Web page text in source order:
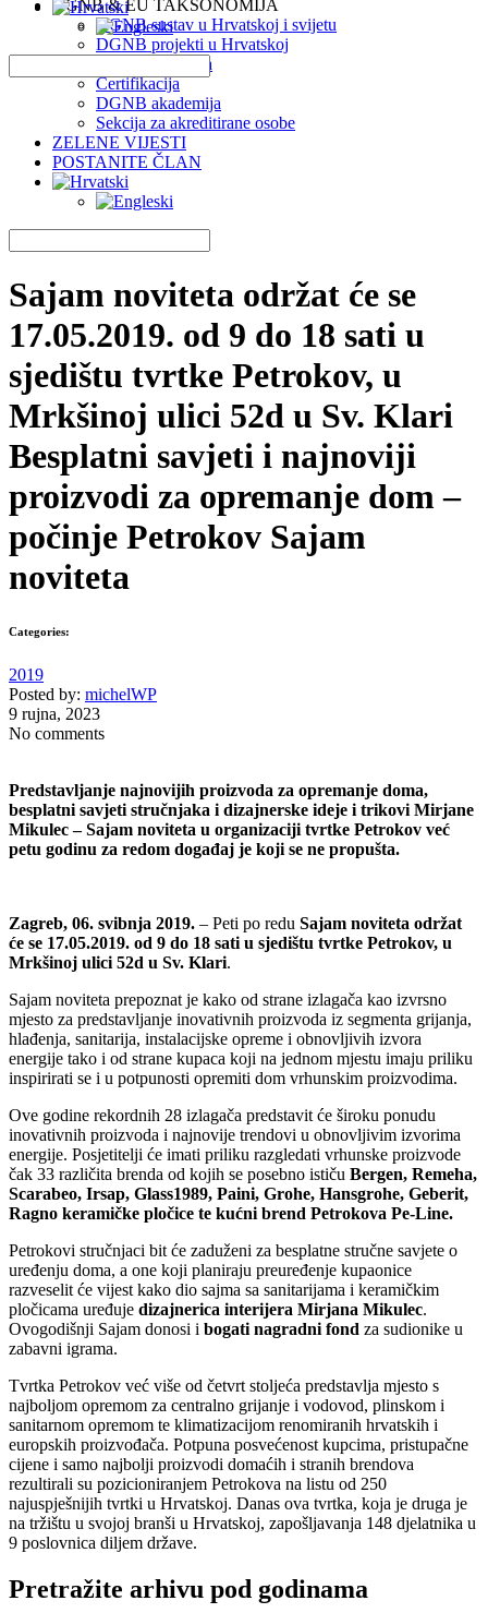
DGNB & EU TAKSONOMIJA
DGNB sustav u Hrvatskoj i svijetu
DGNB projekti u Hrvatskoj
EU Taksonomija
Certifikacija
DGNB akademija
Sekcija za akreditirane osobe
ZELENE VIJESTI
POSTANITE ČLAN
Sajam noviteta održat će se
17.05.2019. od 9 do 18 sati u
sjedištu tvrtke Petrokov, u
Mrkšinoj ulici 52d u Sv. Klari
Besplatni savjeti i najnoviji
proizvodi za opremanje dom –
počinje Petrokov Sajam
noviteta
Categories:
2019
Posted by: michelWP
9 rujna, 2023
No comments
Predstavljanje najnovijih proizvoda za opremanje doma,
besplatni savjeti stručnjaka i dizajnerske ideje i trikovi Mirjane
Mikulec – Sajam noviteta u organizaciji tvrtke Petrokov već
petu godinu za redom događaj je koji se ne propušta.
Zagreb, 06. svibnja 2019. – Peti po redu Sajam noviteta održat
će se 17.05.2019. od 9 do 18 sati u sjedištu tvrtke Petrokov, u
Mrkšinoj ulici 52d u Sv. Klari.
Sajam noviteta prepoznat je kako od strane izlagača kao izvrsno
mjesto za predstavljanje inovativnih proizvoda iz segmenta grijanja,
hlađenja, sanitarija, instalacijske opreme i obnovljivih izvora
energije tako i od strane kupaca koji na jednom mjestu imaju priliku
inspirirati se i u potpunosti opremiti dom vrhunskim proizvodima.
Ove godine rekordnih 28 izlagača predstavit će široku ponudu
inovativnih proizvoda i najnovije trendovi u obnovljivim izvorima
energije. Posjetitelji će imati priliku razgledati vrhunske proizvode
čak 33 različita brenda od kojih se posebno ističu Bergen, Remeha,
Scarabeo, Irsap, Glass1989, Paini, Grohe, Hansgrohe, Geberit,
Ragno keramičke pločice te kućni brend Petrokova Pe-Line.
Petrokovi stručnjaci bit će zaduženi za besplatne stručne savjete o
uređenju doma, a one koji planiraju preuređenje kupaonice
razveselit će vijest kako dio sajma sa sanitarijama i keramičkim
pločicama uređuje dizajnerica interijera Mirjana Mikulec.
Ovogodišnji Sajam donosi i bogati nagradni fond za sudionike u
zabavni igrama.
Tvrtka Petrokov već više od četvrt stoljeća predstavlja mjesto s
najboljom opremom za centralno grijanje i vodovod, plinskom i
sanitarnom opremom te klimatizacijom renomiranih hrvatskih i
europskih proizvođača. Potpuna posvećenost kupcima, pristupačne
cijene i samo najbolji proizvodi domaćih i stranih brendova
rezultirali su pozicioniranjem Petrokova na listu od 250
najuspješnijih tvrtki u Hrvatskoj. Danas ova tvrtka, koja je druga je
na tržištu u svojoj branši u Hrvatskoj, zapošljavanja 148 djelatnika u
9 poslovnica diljem države.
Pretražite arhivu pod godinama